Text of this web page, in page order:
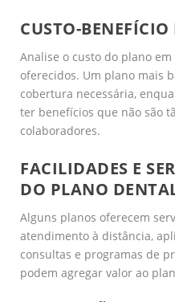
CUSTO-
Analise o custo do plano
oferecidos. Um plano mais
cobertura necessária,
ter benefícios que não são
colaboradores.
FACILIDADES E
DO PLANO
Alguns planos oferecem
atendimento à distância,
consultas e programas de
podem agregar valor ao